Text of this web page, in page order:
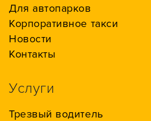
Для автопарков
Корпоративное такси
Новости
Контакты
Услуги
Трезвый водитель